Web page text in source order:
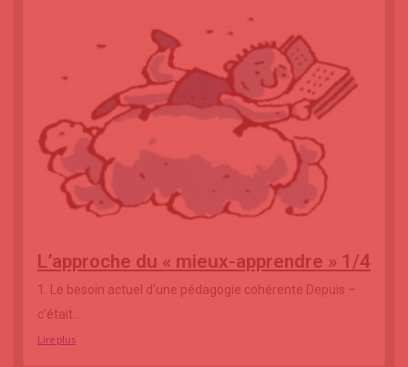
L’approche du « mieux-apprendre » 1/4
1. Le besoin actuel d’une pédagogie cohérente Depuis –
c’était...
Lire plus